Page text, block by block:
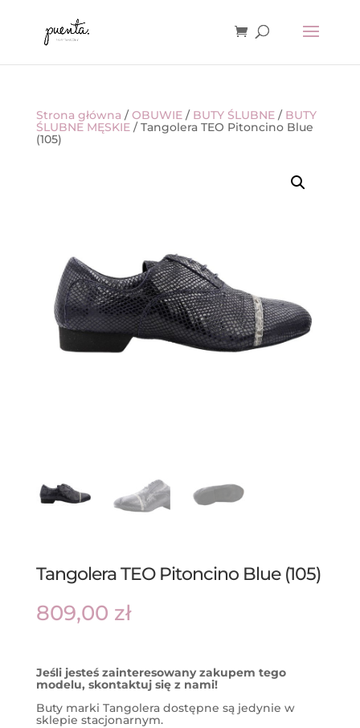
Strona główna /OBUWIE/ BUTY ŚLUBNE/ BUTY
ŚLUBNE MĘSKIE/ Tangolera TEO Pitoncino Blue
(105)
Tangolera TEO Pitoncino Blue (105)
809,00 zł
Jeśli jesteś zainteresowany zakupem tego
modelu, skontaktuj się z nami!
Buty marki Tangolera dostępne są jedynie w
sklepie stacjonarnym.